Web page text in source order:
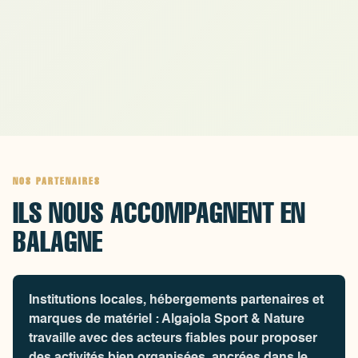
NOS PARTENAIRES
ILS NOUS ACCOMPAGNENT EN
BALAGNE
Institutions locales, hébergements partenaires et
marques de matériel : Algajola Sport & Nature
travaille avec des acteurs fiables pour proposer